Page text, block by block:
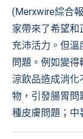
(Merxwire綜合
家帶來了希望
充沛活力。但
問題。例如變
涼飲品造成消
物，引發腸胃問
種皮膚問題；中